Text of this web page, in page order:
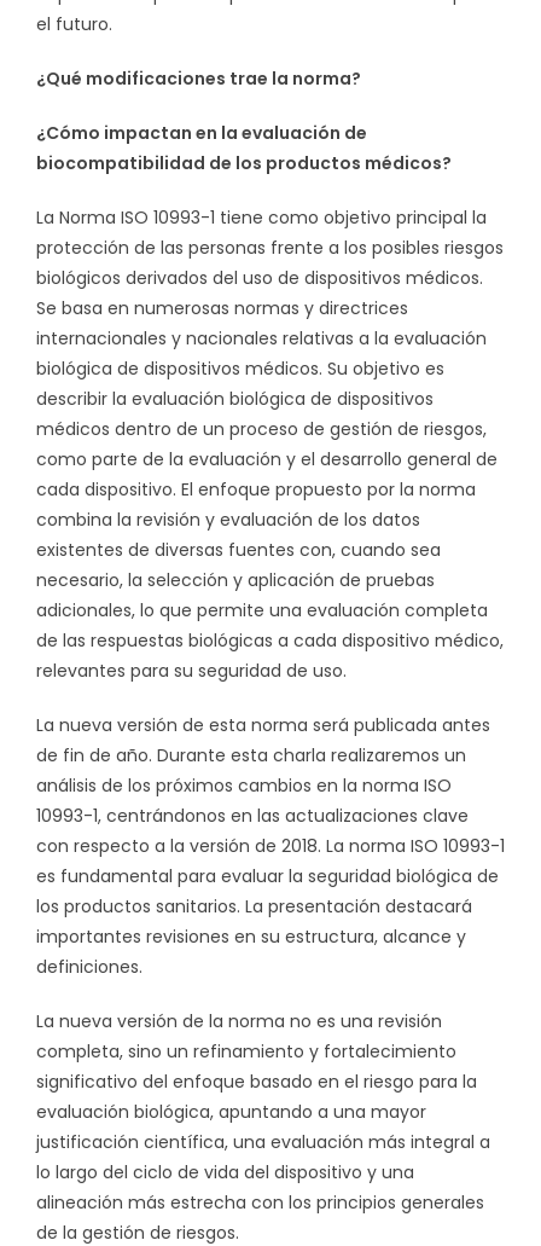
el futuro.
¿Qué modificaciones trae la norma?
¿Cómo impactan en la evaluación de
biocompatibilidad de los productos médicos?
La Norma ISO 10993-1 tiene como objetivo principal la
protección de las personas frente a los posibles riesgos
biológicos derivados del uso de dispositivos médicos.
Se basa en numerosas normas y directrices
internacionales y nacionales relativas a la evaluación
biológica de dispositivos médicos. Su objetivo es
describir la evaluación biológica de dispositivos
médicos dentro de un proceso de gestión de riesgos,
como parte de la evaluación y el desarrollo general de
cada dispositivo. El enfoque propuesto por la norma
combina la revisión y evaluación de los datos
existentes de diversas fuentes con, cuando sea
necesario, la selección y aplicación de pruebas
adicionales, lo que permite una evaluación completa
de las respuestas biológicas a cada dispositivo médico,
relevantes para su seguridad de uso.
La nueva versión de esta norma será publicada antes
de fin de año. Durante esta charla realizaremos un
análisis de los próximos cambios en la norma ISO
10993-1, centrándonos en las actualizaciones clave
con respecto a la versión de 2018. La norma ISO 10993-1
es fundamental para evaluar la seguridad biológica de
los productos sanitarios. La presentación destacará
importantes revisiones en su estructura, alcance y
definiciones.
La nueva versión de la norma no es una revisión
completa, sino un refinamiento y fortalecimiento
significativo del enfoque basado en el riesgo para la
evaluación biológica, apuntando a una mayor
justificación científica, una evaluación más integral a
lo largo del ciclo de vida del dispositivo y una
alineación más estrecha con los principios generales
de la gestión de riesgos.